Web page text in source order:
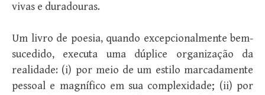
vivas e duradouras.
Um livro de poesia, quando excepcionalmente bem-
sucedido, executa uma dúplice organização da
realidade: (i) por meio de um estilo marcadamente
pessoal e magnífico em sua complexidade; (ii) por